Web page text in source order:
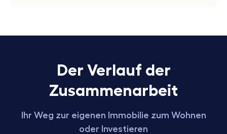
Der Verlauf der
Zusammenarbeit
Ihr Weg zur eigenen Immobilie zum Wohnen
oder Investieren